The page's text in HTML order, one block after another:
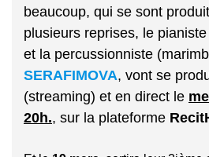
beaucoup, qui se sont
plusieurs reprises, le pianiste
et la percussionniste
SERAFIMOVA, vont se
(streaming) et en direct le
20h., sur la plateforme